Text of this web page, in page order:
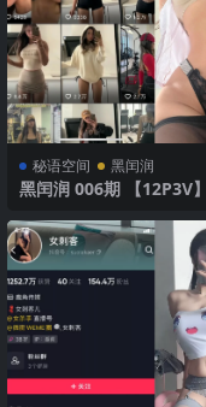
秘语空间 黑闰润
黑闰润 006期 【12P3V】